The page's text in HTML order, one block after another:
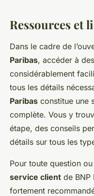
Ressources et
Dans le cadre de
Paribas, accéder à des
considérablement
tous les détails
Paribas constitue une
complète. Vous y
étape, des conseils
détails sur tous les
Pour toute question
service client de BNP
fortement